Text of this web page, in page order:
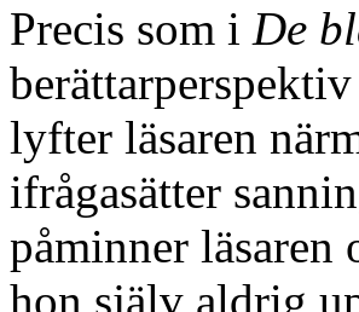
Precis som i De
lyfter läsaren
ifrågasätter
påminner läsaren
hon själv aldrig